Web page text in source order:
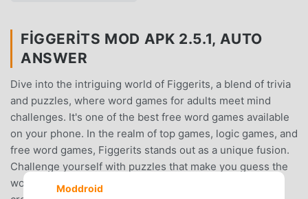
FIGGERITS MOD APK 2.5.1, AUTO
ANSWER
Dive into the intriguing world of Figgerits, a blend of trivia
and puzzles, where word games for adults meet mind
challenges. It's one of the best free word games available
on your phone. In the realm of top games, logic games, and
free word games, Figgerits stands out as a unique fusion.
Challenge yourself with puzzles that make you guess the
word and solve intricate riddles, brain teasers, and
Moddroid